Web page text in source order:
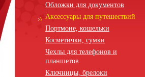
Обложки для документов
Аксессуары для путешествий
Портмоне, кошельки
Косметички, сумки
Чехлы для телефонов и
планшетов
Ключницы, брелоки